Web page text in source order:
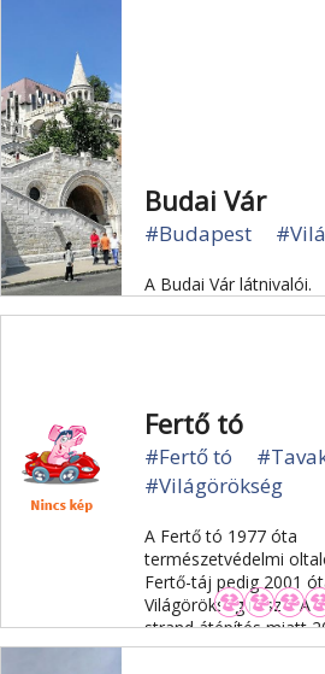
Budai Vár
#Budapest
A Budai Vár látnivalói.
Fertő tó
#Fertő tó
#Világörökség
A Fertő tó 1977 óta
természetvédelmi
Fertő-táj pedig 2001
Világörökség része. A
strand átépítés miatt
látogatható.